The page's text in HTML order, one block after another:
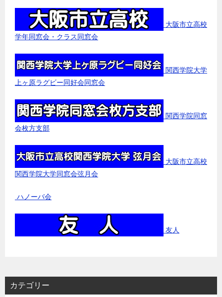
大阪市立高校
学年同窓会・クラス同窓会
関西学院大学
上ヶ原ラグビー同好会同窓会
関西学院同窓
会枚方支部
大阪市立高校
関西学院大学同窓会弦月会
ハノーバ会
友人
カテゴリー